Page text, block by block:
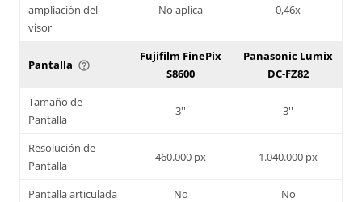
ampliación del
visor
No aplica 0,46x
Pantalla help_outline
Fujifilm FinePix
S8600
Panasonic Lumix
DC-FZ82
Tamaño de
Pantalla
3'' 3''
Resolución de
Pantalla
460.000 px 1.040.000 px
Pantalla articulada No
No